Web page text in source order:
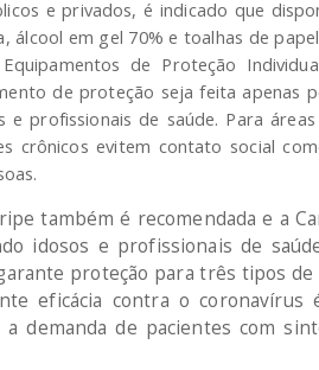
e privados, é indicado que
álcool em gel 70% e toalhas de
de Proteção
de proteção seja feita apenas
e profissionais de saúde. Para
crônicos evitem contato social
também é recomendada e a
idosos e profissionais de
proteção para três tipos
eficácia contra o
demanda de pacientes com